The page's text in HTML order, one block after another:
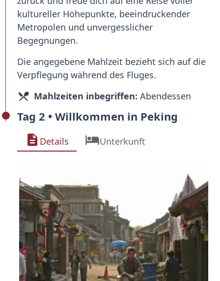
kultureller Höhepunkte, beeindruckender
Metropolen und unvergesslicher
Begegnungen.
Die angegebene Mahlzeit bezieht sich auf die
Verpflegung während des Fluges.
Mahlzeiten inbegriffen: Abendessen
Tag 2 • Willkommen in Peking
Details Unterkunft